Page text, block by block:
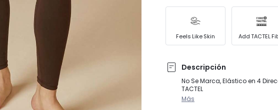
Feels Like Skin Add TACTEL
Descripción
No Se Marca, Elástico en 4
TACTEL
Más